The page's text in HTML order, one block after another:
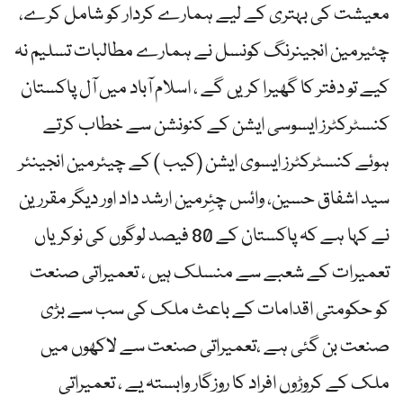
معیشت کی بہتری کے لیے ہمارے کردار کو شامل کرے،
چئیرمین انجینرنگ کونسل نے ہمارے مطالبات تسلیم نہ
کیے تو دفتر کا گھیرا کریں گے ، اسلام آباد میں آل پاکستان
کنسٹرکٹرز ایسوسی ایشن کے کنونشن سے خطاب کرتے
ہوئے کنسٹرکٹرز ایسوی ایشن (کیب ) کے چیئرمین انجینئر
سید اشفاق حسین، وائس چئِرمین ارشد داد اور دیگر مقررین
نے کہا ہے کہ پاکستان کے 80 فیصد لوگوں کی نوکریاں
تعمیرات کے شعبے سے منسلک ہیں ، تعمیراتی صنعت
کو حکومتی اقدامات کے باعث ملک کی سب سے بڑی
صنعت بن گئی ہے ،تعمیراتی صنعت سے لاکھوں میں
ملک کے کروڑوں افراد کا روزگار وابستہ یے ، تعمیراتی